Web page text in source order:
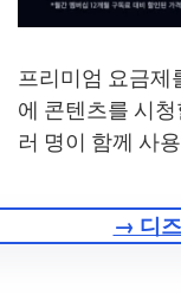
프리미엄 요금제
에 콘텐츠를 시
러 명이 함께 사
→ 디